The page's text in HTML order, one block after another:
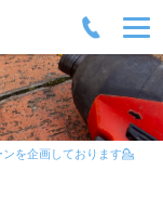
ンを企画しております💁